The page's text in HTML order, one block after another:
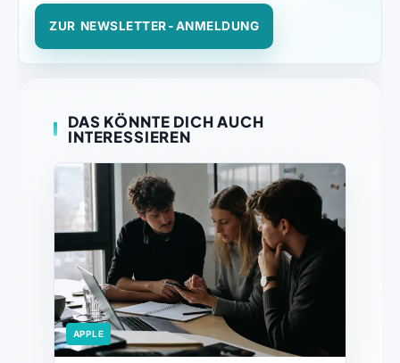
ZUR NEWSLETTER-ANMELDUNG
DAS KÖNNTE DICH AUCH
INTERESSIEREN
APPLE